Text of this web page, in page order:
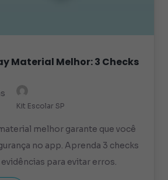
Material Melhor: 3 Checks
Kit Escolar SP
melhor garante que você
no app. Aprenda 3 checks
para evitar erros.